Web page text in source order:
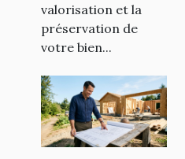
valorisation et la
préservation de
votre bien...